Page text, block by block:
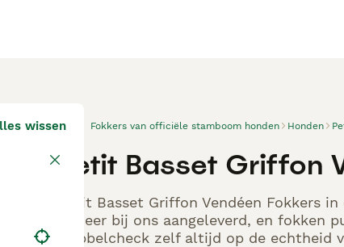
wissen Fokkers van officiële stamboom honden Honden
Petit Basset Griffon
Petit Basset Griffon Vendéen Fokkers
Beheer bij ons aangeleverd, en
Dubbelcheck zelf altijd op de echtheid